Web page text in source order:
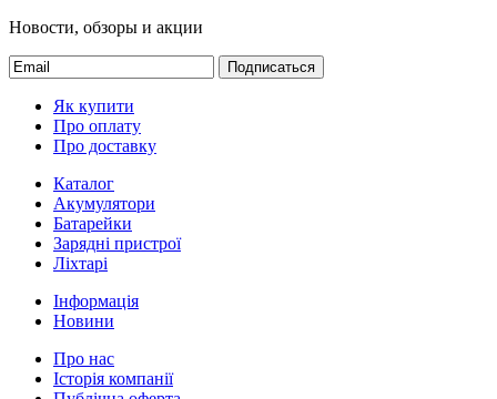
Новости, обзоры и акции
Подписаться
Як купити
Про оплату
Про доставку
Каталог
Акумулятори
Батарейки
Зарядні пристрої
Ліхтарі
Інформація
Новини
Про нас
Історія компанії